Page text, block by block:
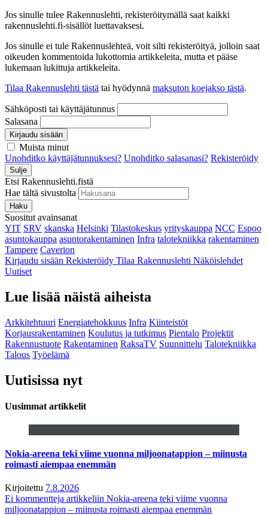
Jos sinulle tulee Rakennuslehti, rekisteröitymällä saat kaikki
rakennuslehti.fi-sisällöt luettavaksesi.
Jos sinulle ei tule Rakennuslehteä, voit silti rekisteröityä, jolloin saat
oikeuden kommentoida lukottomia artikkeleita, mutta et pääse
lukemaan lukittuja artikkeleita.
Tilaa Rakennuslehti tästä tai hyödynnä maksuton koejakso tästä.
Sähköposti tai käyttäjätunnus
Salasana
Kirjaudu sisään
Muista minut
Unohditko käyttäjätunnuksesi? Unohditko salasanasi? Rekisteröidy
Sulje
Etsi Rakennuslehti.fistä
Hae tältä sivustolta
Haku
Suositut avainsanat
YIT SRV skanska Helsinki Tilastokeskus yrityskauppa NCC Espoo
asuntokauppa asuntorakentaminen Infra talotekniikka rakentaminen
Tampere Caverion
Kirjaudu sisään Rekisteröidy Tilaa Rakennuslehti Näköislehdet
Uutiset
Lue lisää näistä aiheista
Arkkitehtuuri Energiatehokkuus Infra Kiinteistöt
Korjausrakentaminen Koulutus ja tutkimus Pientalo Projektit
Rakennustuote Rakentaminen RaksaTV Suunnittelu Talotekniikka
Talous Työelämä
Uutisissa nyt
Uusimmat artikkelit
Nokia-areena teki viime vuonna miljoonatappion – miinusta
roimasti aiempaa enemmän
Kirjoitettu 7.8.2026
Ei kommentteja artikkeliin Nokia-areena teki viime vuonna
miljoonatappion – miinusta roimasti aiempaa enemmän